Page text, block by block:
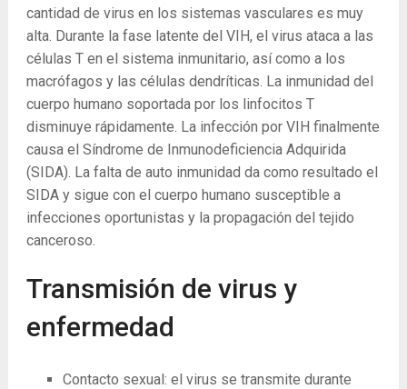
cantidad de virus en los sistemas vasculares es muy
alta. Durante la fase latente del VIH, el virus ataca a las
células T en el sistema inmunitario, así como a los
macrófagos y las células dendríticas. La inmunidad del
cuerpo humano soportada por los linfocitos T
disminuye rápidamente. La infección por VIH finalmente
causa el Síndrome de Inmunodeficiencia Adquirida
(SIDA). La falta de auto inmunidad da como resultado el
SIDA y sigue con el cuerpo humano susceptible a
infecciones oportunistas y la propagación del tejido
canceroso.
Transmisión de virus y
enfermedad
Contacto sexual: el virus se transmite durante